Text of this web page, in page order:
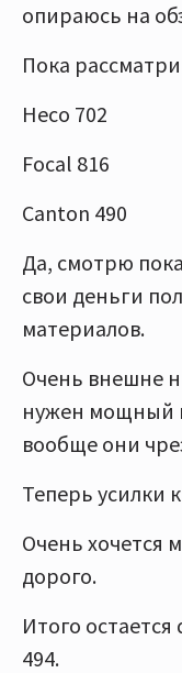
опираюсь на
Пока
Heco 702
Focal 816
Canton 490
Да, смотрю
свои деньги
материалов.
Очень внешне
нужен мощный
вообще они
Теперь усилки
Очень хочется
дорого.
Итого
494.